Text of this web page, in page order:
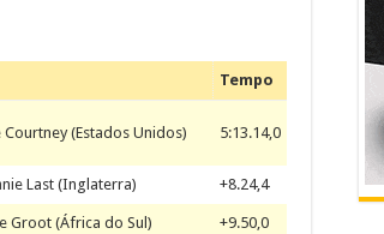
Tempo
(Estados Unidos) 5:13.14,0
Last (Inglaterra) +8.24,4
Groot (África do Sul) +9.50,0